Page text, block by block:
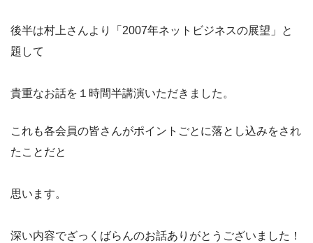
後半は村上さんより「2007年ネットビジネスの展望」と
題して
貴重なお話を１時間半講演いただきました。
これも各会員の皆さんがポイントごとに落とし込みをされ
たことだと
思います。
深い内容でざっくばらんのお話ありがとうございました！